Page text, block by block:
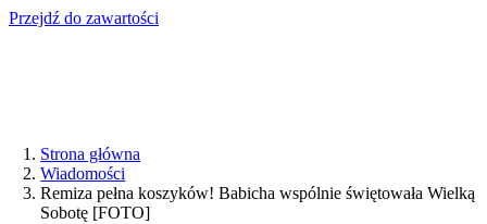
Przejdź do zawartości
Strona główna
Wiadomości
Remiza pełna koszyków! Babicha wspólnie świętowała Wielką
Sobotę [FOTO]